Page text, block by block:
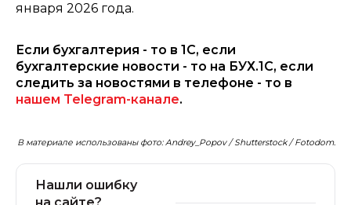
января 2026 года.
Если бухгалтерия - то в 1С, если
бухгалтерские новости - то на БУХ.1С, если
следить за новостями в телефоне - то в
нашем Telegram-канале.
В материале использованы фото: Andrey_Popov / Shutterstock / Fotodom.
Нашли ошибку